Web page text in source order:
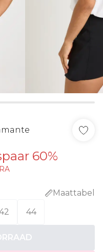
60%
Maattabel
44